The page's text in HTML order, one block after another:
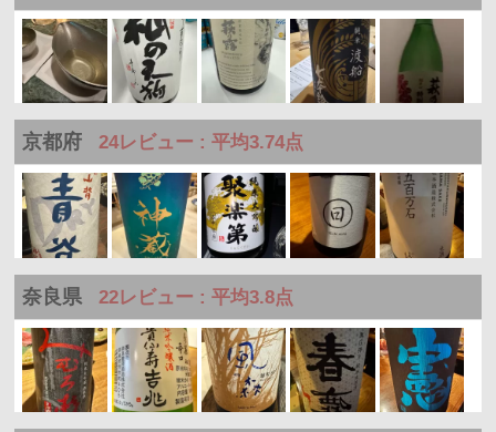
京都府 24レビュー : 平均3.74点
奈良県 22レビュー : 平均3.8点